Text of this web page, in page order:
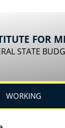
FOR
STATE
WORKING